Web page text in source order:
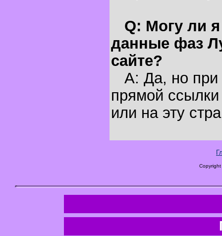
Q: Могу ли
данные фаз
сайте?
A: Да, но при
прямой
или на эту